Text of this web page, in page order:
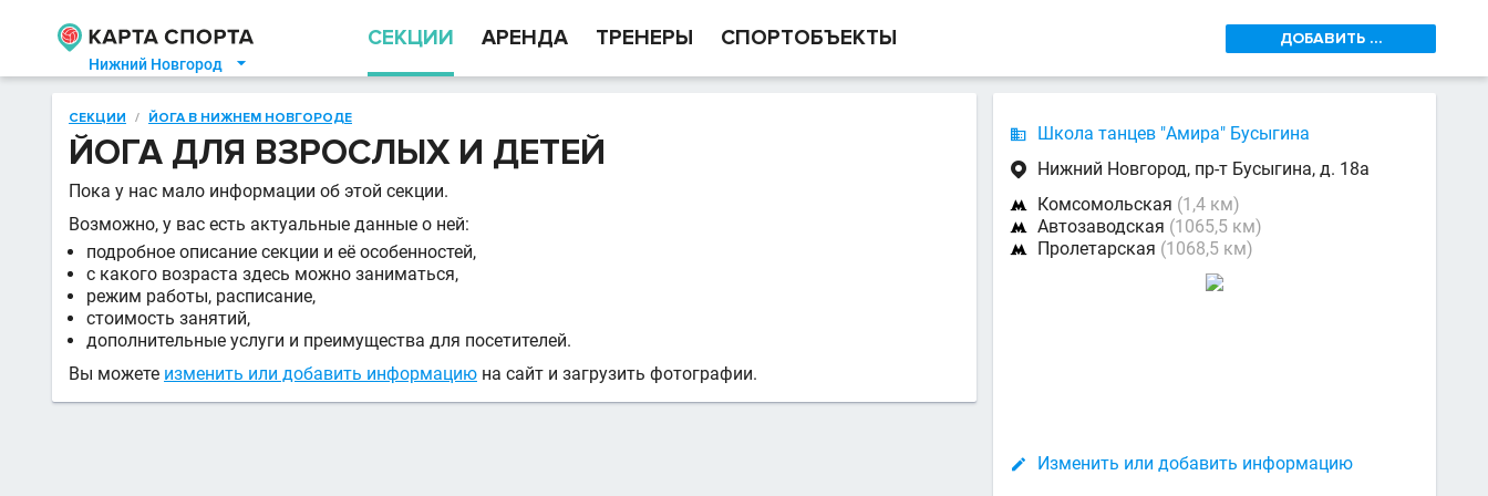
Нижний Новгород 
СЕКЦИИ АРЕНДА ТРЕНЕРЫ СПОРТОБЪЕКТЫ ДОБАВИТЬ ...
СЕКЦИИ / ЙОГА В НИЖНЕМ НОВГОРОДЕ
ЙОГА ДЛЯ ВЗРОСЛЫХ И ДЕТЕЙ
Пока у нас мало информации об этой секции.
Возможно, у вас есть актуальные данные о ней:
подробное описание секции и её особенностей,
с какого возраста здесь можно заниматься,
режим работы, расписание,
стоимость занятий,
дополнительные услуги и преимущества для посетителей.
Вы можете изменить или добавить информацию на сайт и загрузить фотографии.
 Школа танцев "Амира" Бусыгина
 Нижний Новгород, пр-т Бусыгина, д. 18а
 Комсомольская (1,4 км)
 Автозаводская (1065,5 км)
 Пролетарская (1068,5 км)
 Изменить или добавить информацию